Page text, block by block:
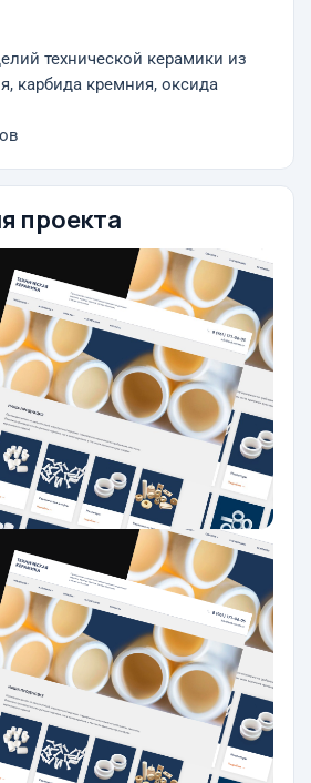
технической керамики из
карбида кремния, оксида
проекта